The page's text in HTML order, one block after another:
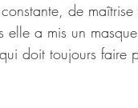
de maîtrise
elle a mis un
doit toujours faire